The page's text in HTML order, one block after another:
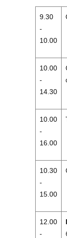
9.30
-
10.00
10.00
-
14.30
10.00
-
16.00
10.30
-
15.00
12.00
-